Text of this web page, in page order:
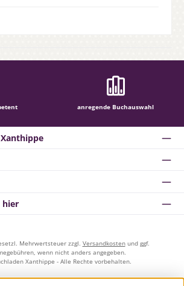
anregende Buchauswahl
hier
Mehrwertsteuer zzgl. Versandkostenund ggf.
wenn nicht anders angegeben.
Xanthippe - Alle Rechte vorbehalten.